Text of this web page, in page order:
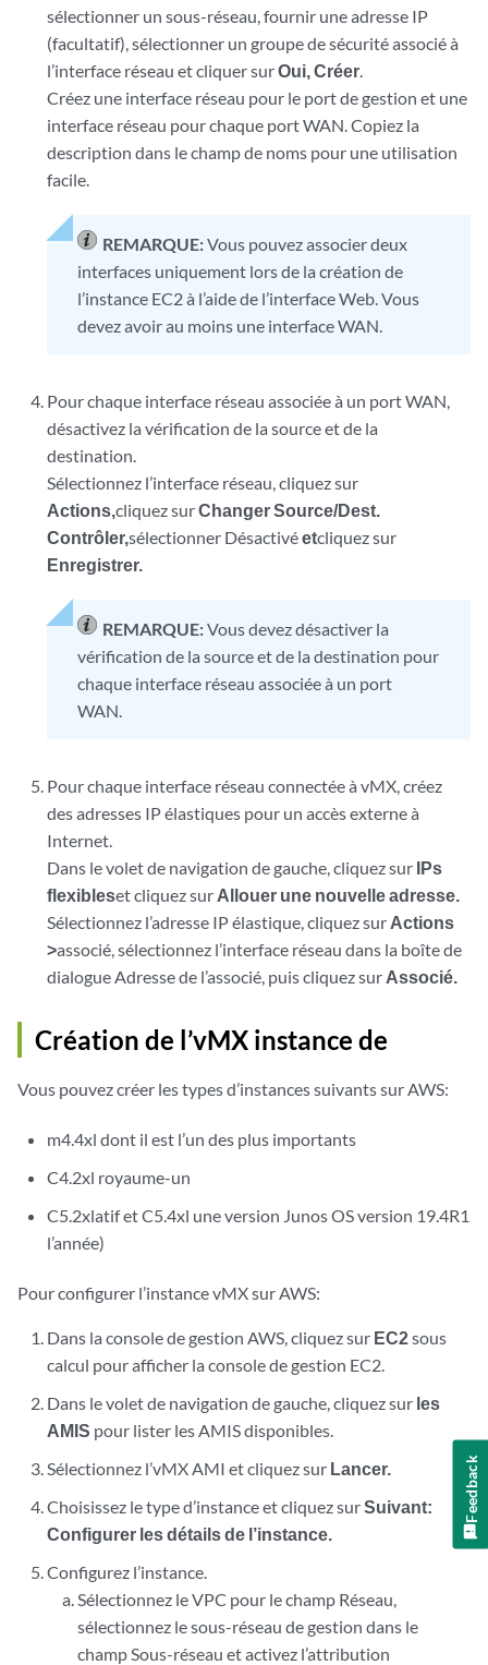
sélectionner un sous-réseau, fournir une adresse IP
(facultatif), sélectionner un groupe de sécurité associé à
l’interface réseau et cliquer surOui, Créer.
Créez une interface réseau pour le port de gestion et une
interface réseau pour chaque port WAN. Copiez la
description dans le champ de noms pour une utilisation
facile.
REMARQUE:Vous pouvez associer deux
interfaces uniquement lors de la création de
l’instance EC2 à l’aide de l’interface Web. Vous
devez avoir au moins une interface WAN.
Pour chaque interface réseau associée à un port WAN,
désactivez la vérification de la source et de la
destination.
Sélectionnez l’interface réseau, cliquez sur
Actions,cliquez surChanger Source/Dest.
Contrôler,sélectionner Désactivéetcliquez sur
Enregistrer.
REMARQUE:Vous devez désactiver la
vérification de la source et de la destination pour
chaque interface réseau associée à un port
WAN.
Pour chaque interface réseau connectée à vMX, créez
des adresses IP élastiques pour un accès externe à
Internet.
Dans le volet de navigation de gauche, cliquez sur IPs
flexibleset cliquez sur Allouer une nouvelle adresse.
Sélectionnez l’adresse IP élastique, cliquez sur Actions
>associé, sélectionnez l’interface réseau dans la boîte de
dialogue Adresse de l’associé, puis cliquez sur Associé.
Création de l’vMX instance de
Vous pouvez créer les types d’instances suivants sur AWS:
m4.4xl dont il est l’un des plus importants
C4.2xl royaume-un
C5.2xlatif et C5.4xl une version Junos OS version 19.4R1
l’année)
Pour configurer l’instance vMX sur AWS:
Dans la console de gestion AWS, cliquez sur EC2sous
calcul pour afficher la console de gestion EC2.
Dans le volet de navigation de gauche, cliquez sur les
AMIS pour lister les AMIS disponibles.
Sélectionnez l’vMX AMI et cliquez sur Lancer.
Choisissez le type d’instance et cliquez surSuivant:
Configurer les détails de l’instance.
Configurez l’instance.
Sélectionnez le VPC pour le champ Réseau,
sélectionnez le sous-réseau de gestion dans le
champ Sous-réseau et activez l’attribution
Feedback